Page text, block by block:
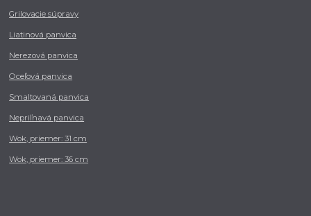
Grilovacie súpravy
Liatinová panvica
Nerezová panvica
Oceľová panvica
Smaltovaná panvica
Nepriľnavá panvica
Wok, priemer: 31 cm
Wok, priemer: 36 cm